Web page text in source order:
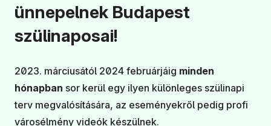
ünnepelnek Budapest
szülinaposai!
2023. márciusától 2024 februárjáig minden
hónapban sor kerül egy ilyen különleges szülinapi
terv megvalósítására, az eseményekről pedig profi
városélmény videók készülnek.